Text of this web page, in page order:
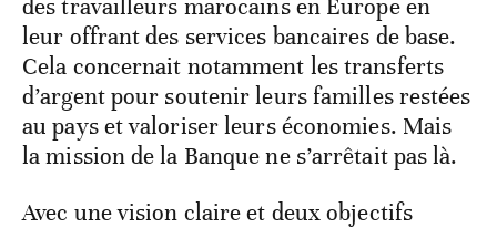
des travailleurs marocains en Europe en
leur offrant des services bancaires de base.
Cela concernait notamment les transferts
d’argent pour soutenir leurs familles restées
au pays et valoriser leurs économies. Mais
la mission de la Banque ne s’arrêtait pas là.
Avec une vision claire et deux objectifs